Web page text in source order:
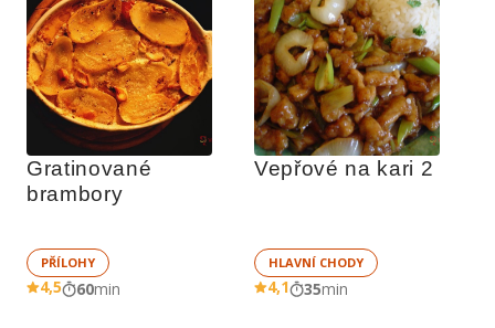
Gratinované
brambory
PŘÍLOHY
4,5 60min
Vepřové na kari 2
HLAVNÍ CHODY
4,1 35min